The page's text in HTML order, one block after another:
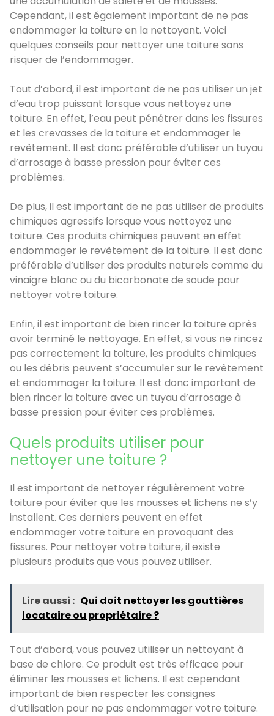
Cependant, il est également important de ne pas
endommager la toiture en la nettoyant. Voici
quelques conseils pour nettoyer une toiture sans
risquer de l’endommager.
Tout d’abord, il est important de ne pas utiliser un jet
d’eau trop puissant lorsque vous nettoyez une
toiture. En effet, l’eau peut pénétrer dans les fissures
et les crevasses de la toiture et endommager le
revêtement. Il est donc préférable d’utiliser un tuyau
d’arrosage à basse pression pour éviter ces
problèmes.
De plus, il est important de ne pas utiliser de produits
chimiques agressifs lorsque vous nettoyez une
toiture. Ces produits chimiques peuvent en effet
endommager le revêtement de la toiture. Il est donc
préférable d’utiliser des produits naturels comme du
vinaigre blanc ou du bicarbonate de soude pour
nettoyer votre toiture.
Enfin, il est important de bien rincer la toiture après
avoir terminé le nettoyage. En effet, si vous ne rincez
pas correctement la toiture, les produits chimiques
ou les débris peuvent s’accumuler sur le revêtement
et endommager la toiture. Il est donc important de
bien rincer la toiture avec un tuyau d’arrosage à
basse pression pour éviter ces problèmes.
Quels produits utiliser pour
nettoyer une toiture ?
Il est important de nettoyer régulièrement votre
toiture pour éviter que les mousses et lichens ne s’y
installent. Ces derniers peuvent en effet
endommager votre toiture en provoquant des
fissures. Pour nettoyer votre toiture, il existe
plusieurs produits que vous pouvez utiliser.
Lire aussi : Qui doit nettoyer les gouttières
locataire ou propriétaire ?
Tout d’abord, vous pouvez utiliser un nettoyant à
base de chlore. Ce produit est très efficace pour
éliminer les mousses et lichens. Il est cependant
important de bien respecter les consignes
d’utilisation pour ne pas endommager votre toiture.